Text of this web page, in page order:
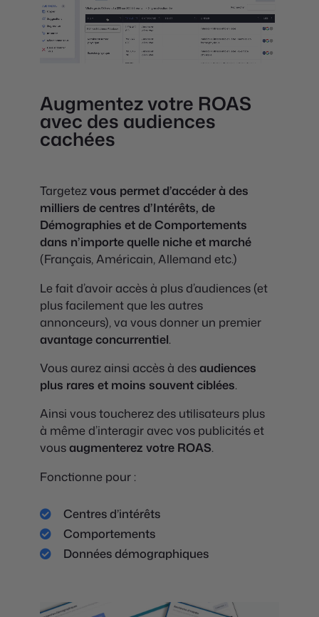
Augmentez votre ROAS
avec des audiences
cachées
Targetezvous permet d’accéder à des
milliers de centres d’Intérêts, de
Démographies et de Comportements
dans n’importe quelle niche et marché
(Français, Américain, Allemand etc.)
Le fait d’avoir accès à plus d’audiences (et
plus facilement que les autres
annonceurs), va vous donner un premier
avantage concurrentiel.
Vous aurez ainsi accès à desaudiences
plus rares et moins souvent ciblées.
Ainsi vous toucherez des utilisateurs plus
à même d’interagir avec vos publicités et
vousaugmenterez votre ROAS.
Fonctionne pour :
Centres d’intérêts
Comportements
Données démographiques